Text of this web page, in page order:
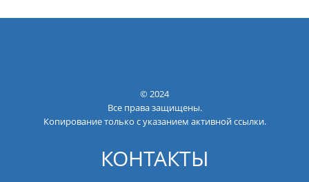
© 2024
Все права защищены.
Копирование только с указанием активной ссылки.
КОНТАКТЫ